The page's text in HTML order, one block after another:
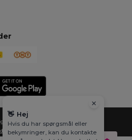
forbeholdes
| Politik for cookies| Sitemap
👋 Hej
Hvis du har spørgsmål eller
bekymringer, kan du kontakte